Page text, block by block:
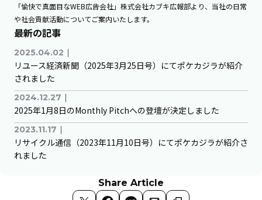
「愉快で真面目なWEB広告会社」株式会社カブキ広報部より、当社の日常
や社会貢献活動についてご案内いたします。
最新の記事
2025.04.02 ｜
リユース経済新聞（2025年3月25日号）にてポケカジラが紹介
されました
2024.12.27 ｜
2025年1月8日のMonthly Pitchへの登壇が決定しました
2023.11.17 ｜
リサイクル通信（2023年11月10日号）にてポケカジラが紹介さ
れました
Share Article